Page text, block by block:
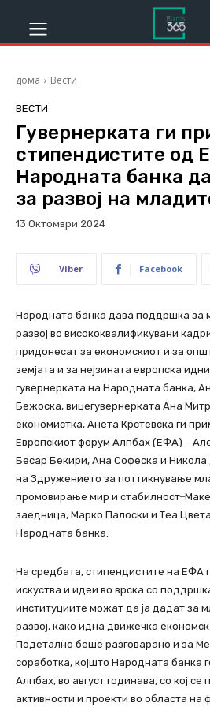
дома Вести
ВЕСТИ
Гувернерката ги
стипендистите од
Народната банка
за развој на
13 Октомври 2024
Viber Facebook
Народната банка дава поддршка за
развој во висококвалификувани
придонесат за економскиот и за
земјата и за нејзината европска
гувернерката на Народната банка,
Бежоска, вицегувернерката Ана
економистка, Анета Крстевска ги
Европскиот форум Алпбах (ЕФА) ‒
Бесар Бекири, Ана Софеска и Никола
на Здружението за поттикнување
промовирање мир и стабилност
заедница, Марко Палоски и Теа
Народната банка.
На средбата, стипендистите на ЕФА
искуства и идеи во врска со
институциите можат да ја дадат за
развој, како идна движечка
Подетално беше разговарано и за
соработка, којшто Народната банка
Алпбах, во август годинава, со кој
активности и проекти во областа на